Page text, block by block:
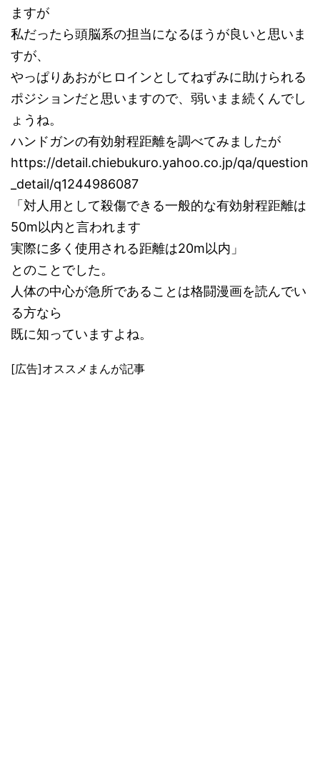
ますが
私だったら頭脳系の担当になるほうが良いと思いま
すが、
やっぱりあおがヒロインとしてねずみに助けられる
ポジションだと思いますので、弱いまま続くんでし
ょうね。
ハンドガンの有効射程距離を調べてみましたが
https://detail.chiebukuro.yahoo.co.jp/qa/question
_detail/q1244986087
「対人用として殺傷できる一般的な有効射程距離は
50m以内と言われます
実際に多く使用される距離は20m以内」
とのことでした。
人体の中心が急所であることは格闘漫画を読んでい
る方なら
既に知っていますよね。
[広告]オススメまんが記事